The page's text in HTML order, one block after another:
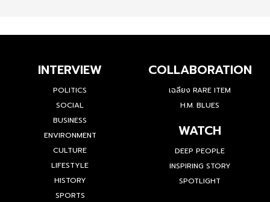
INTERVIEW
POLITICS
SOCIAL
BUSINESS
ENVIRONMENT
CULTURE
LIFESTYLE
HISTORY
SPORTS
COLLABORATION
เฉลียง RARE ITEM
H.M. BLUES
WATCH
DEEP PEOPLE
INSPIRING STORY
SPOTLIGHT